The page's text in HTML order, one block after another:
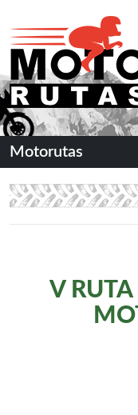
Motorutas
V